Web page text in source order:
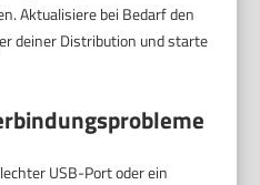
Aktualisiere bei Bedarf den
deiner Distribution und starte
USB-Port oder ein